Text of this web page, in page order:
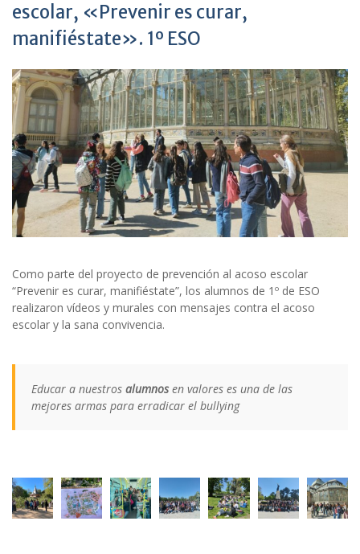
escolar, «Prevenir es curar,
manifiéstate». 1º ESO
Como parte del proyecto de prevención al acoso escolar
“Prevenir es curar, manifiéstate”, los alumnos de 1º de ESO
realizaron vídeos y murales con mensajes contra el acoso
escolar y la sana convivencia.
Educar a nuestros alumnosen valores es una de las
mejores armas para erradicar el bullying